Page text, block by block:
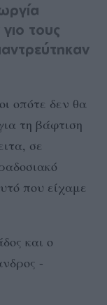
τους
οπότε δεν θα
τη βάφτιση
σε
που είχαμε
και ο
-